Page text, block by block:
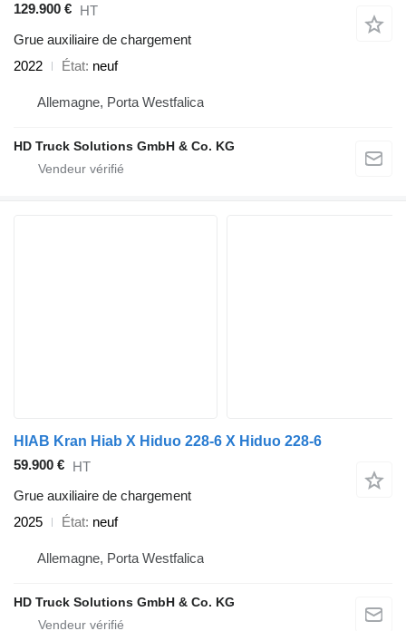
129.900 € HT
Grue auxiliaire de chargement
2022
État neuf
Allemagne, Porta Westfalica
HD Truck Solutions GmbH & Co. KG
HIAB Kran Hiab X Hiduo 228-6 X Hiduo 228-6
59.900 € HT
Grue auxiliaire de chargement
2025
État neuf
Allemagne, Porta Westfalica
HD Truck Solutions GmbH & Co. KG